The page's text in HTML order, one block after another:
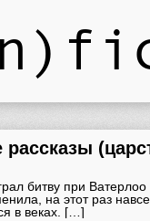
рассказы
битву при
на этот раз
в веках. […]